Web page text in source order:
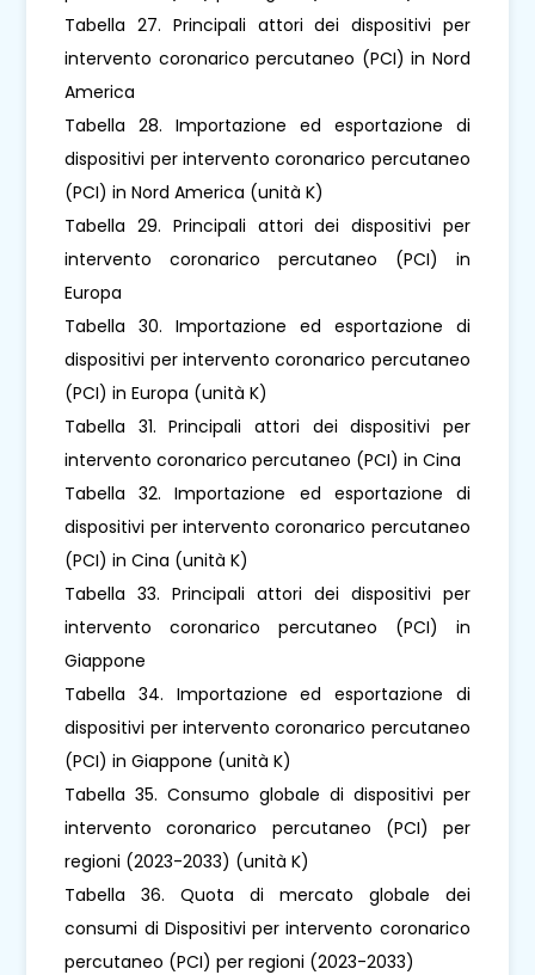
Tabella 27. Principali attori dei dispositivi per
intervento coronarico percutaneo (PCI) in Nord
America
Tabella 28. Importazione ed esportazione di
dispositivi per intervento coronarico percutaneo
(PCI) in Nord America (unità K)
Tabella 29. Principali attori dei dispositivi per
intervento coronarico percutaneo (PCI) in
Europa
Tabella 30. Importazione ed esportazione di
dispositivi per intervento coronarico percutaneo
(PCI) in Europa (unità K)
Tabella 31. Principali attori dei dispositivi per
intervento coronarico percutaneo (PCI) in Cina
Tabella 32. Importazione ed esportazione di
dispositivi per intervento coronarico percutaneo
(PCI) in Cina (unità K)
Tabella 33. Principali attori dei dispositivi per
intervento coronarico percutaneo (PCI) in
Giappone
Tabella 34. Importazione ed esportazione di
dispositivi per intervento coronarico percutaneo
(PCI) in Giappone (unità K)
Tabella 35. Consumo globale di dispositivi per
intervento coronarico percutaneo (PCI) per
regioni (2023-2033) (unità K)
Tabella 36. Quota di mercato globale dei
consumi di Dispositivi per intervento coronarico
percutaneo (PCI) per regioni (2023-2033)